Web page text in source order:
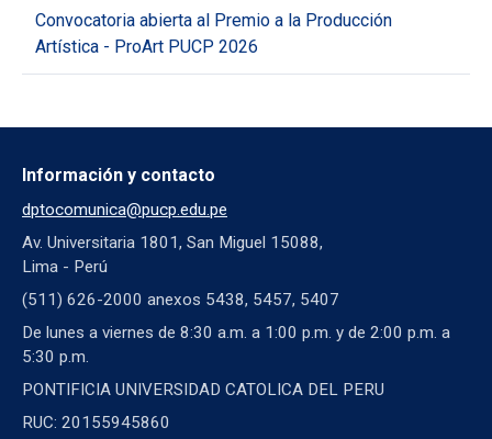
Convocatoria abierta al Premio a la Producción
Artística - ProArt PUCP 2026
Información y contacto
dptocomunica@pucp.edu.pe
Av. Universitaria 1801, San Miguel 15088,
Lima - Perú
(511) 626-2000 anexos 5438, 5457, 5407
De lunes a viernes de 8:30 a.m. a 1:00 p.m. y de 2:00 p.m. a
5:30 p.m.
PONTIFICIA UNIVERSIDAD CATOLICA DEL PERU
RUC: 20155945860